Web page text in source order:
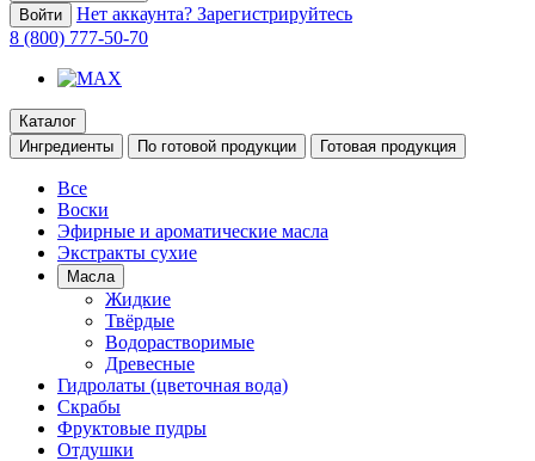
Войти
Нет аккаунта? Зарегистрируйтесь
8 (800) 777-50-70
Каталог
Ингредиенты
По готовой продукции Готовая продукция
Все
Воски
Эфирные и ароматические масла
Экстракты сухие
Масла
Жидкие
Твёрдые
Водорастворимые
Древесные
Гидролаты (цветочная вода)
Скрабы
Фруктовые пудры
Отдушки